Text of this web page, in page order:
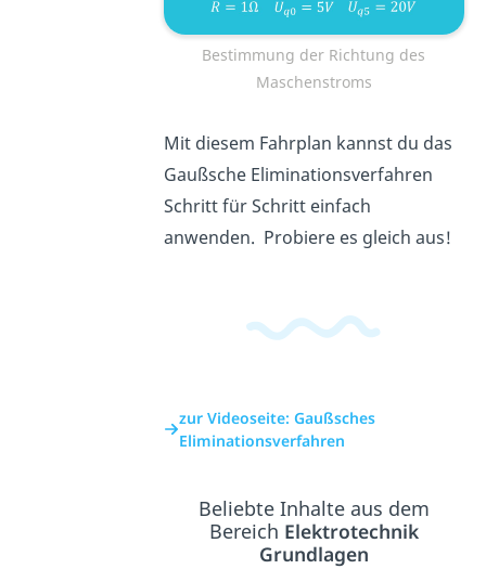
Bestimmung der Richtung des
Maschenstroms
Mit diesem Fahrplan kannst du das
Gaußsche Eliminationsverfahren
Schritt für Schritt einfach
anwenden. Probiere es gleich aus!
zur Videoseite: Gaußsches
Eliminationsverfahren
Beliebte Inhalte aus dem
Bereich Elektrotechnik
Grundlagen